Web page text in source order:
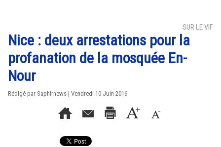
SUR LE VIF
Nice : deux arrestations pour la
profanation de la mosquée En-
Nour
Rédigé par Saphirnews | Vendredi 10 Juin 2016